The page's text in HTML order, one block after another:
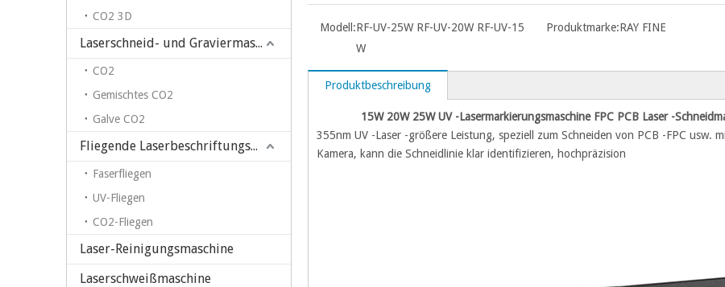
CO2 3D
Laserschneid- und Graviermaschine
CO2
Gemischtes CO2
Galve CO2
Fliegende Laserbeschriftungsmaschine
Faserfliegen
UV-Fliegen
CO2-Fliegen
Laser-Reinigungsmaschine
Laserschweißmaschine
Modell:RF-UV-25W RF-UV-20W RF-UV-15
W
Produktmarke:RAY FINE
Produktbeschreibung
15W 20W 25W UV -Lasermarkierungsmaschine FPC PCB Laser -
355nm UV -Laser -größere Leistung, speziell zum Schneiden von PCB -FPC usw.
Kamera, kann die Schneidlinie klar identifizieren, hochpräzision